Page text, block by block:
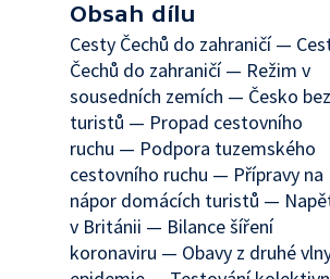
Obsah dílu
Cesty Čechů do zahraničí —
Čechů do zahraničí — Režim v
sousedních zemích — Česko bez
turistů — Propad cestovního
ruchu — Podpora tuzemského
cestovního ruchu — Přípravy na
nápor domácích turistů —
v Británii — Bilance šíření
koronaviru — Obavy z druhé